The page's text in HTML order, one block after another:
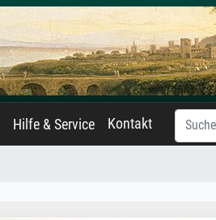
Hilfe & Service Kontakt